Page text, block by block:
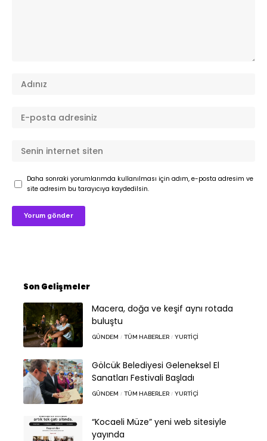
Daha sonraki yorumlarımda kullanılması için adım, e-posta adresim ve
site adresim bu tarayıcıya kaydedilsin.
Son Gelişmeler
Macera, doğa ve keşif aynı rotada
buluştu
GÜNDEM TÜM HABERLER YURTIÇI
Gölcük Belediyesi Geleneksel El
Sanatları Festivali Başladı
GÜNDEM TÜM HABERLER YURTIÇI
“Kocaeli Müze” yeni web sitesiyle
yayında